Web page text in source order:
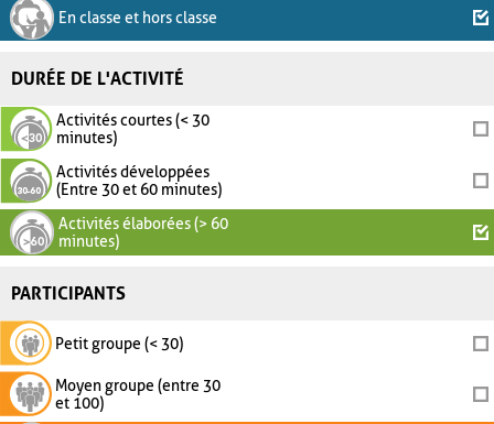
En classe et hors classe
DURÉE DE L'ACTIVITÉ
Activités courtes (< 30
minutes)
Activités développées
(Entre 30 et 60 minutes)
Activités élaborées (> 60
minutes)
PARTICIPANTS
Petit groupe (< 30)
Moyen groupe (entre 30
et 100)